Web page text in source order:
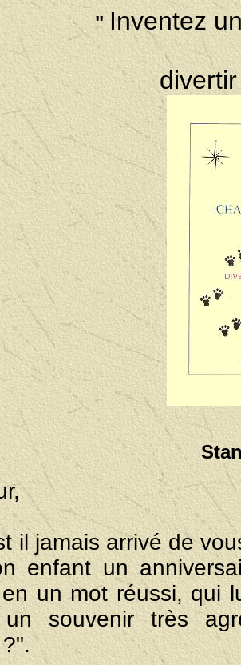
" Inventez
il jamais arrivé de
enfant un
un mot réussi, qui
un souvenir très